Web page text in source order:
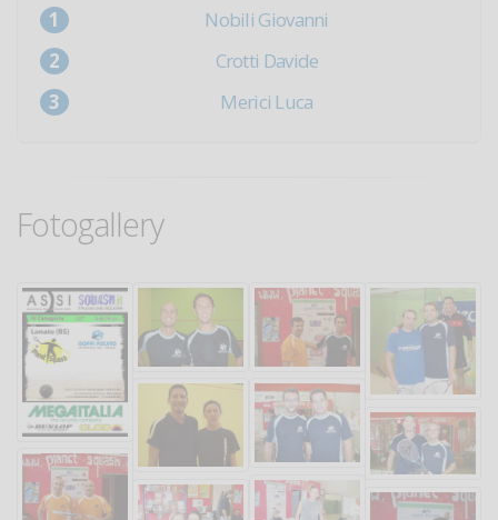
Nobili Giovanni
Crotti Davide
Merici Luca
Fotogallery